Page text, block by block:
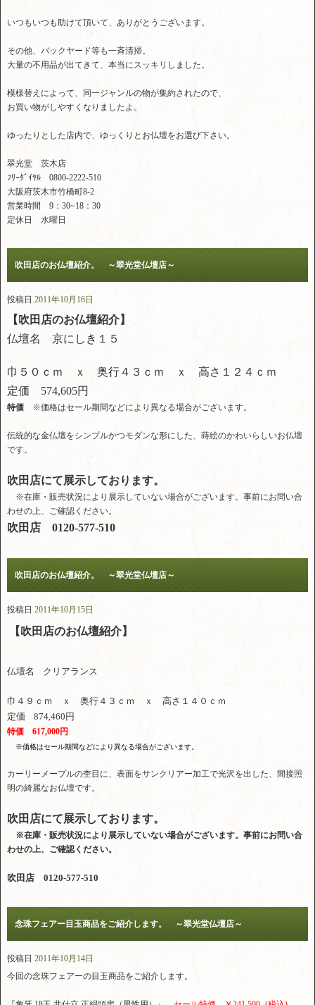
いつもいつも助けて頂いて、ありがとうございます。
その他、バックヤード等も一斉清掃。
大量の不用品が出てきて、本当にスッキリしました。
模様替えによって、同一ジャンルの物が集約されたので、
お買い物がしやすくなりましたよ。
ゆったりとした店内で、ゆっくりとお仏壇をお選び下さい。
翠光堂 茨木店
ﾌﾘｰﾀﾞｲﾔﾙ 0800-2222-510
大阪府茨木市竹橋町8-2
営業時間 9：30~18：30
定休日 水曜日
吹田店のお仏壇紹介。 ～翠光堂仏壇店～
投稿日 2011年10月16日
【吹田店のお仏壇紹介】
仏壇名 京にしき１５
巾５０ｃｍ ｘ 奥行４３ｃｍ ｘ 高さ１２４ｃｍ
定価 574,605円
特価 ※価格はセール期間などにより異なる場合がございます。
伝統的な金仏壇をシンプルかつモダンな形にした、蒔絵のかわいらしいお仏壇
です。
吹田店にて展示しております。
※在庫・販売状況により展示していない場合がございます。事前にお問い合
わせの上、ご確認ください。
吹田店 0120-577-510
吹田店のお仏壇紹介。 ～翠光堂仏壇店～
投稿日 2011年10月15日
【吹田店のお仏壇紹介】
仏壇名 クリアランス
巾４９ｃｍ ｘ 奥行４３ｃｍ ｘ 高さ１４０ｃｍ
定価 874,460円
特価 617,000円
※価格はセール期間などにより異なる場合がございます。
カーリーメープルの杢目に、表面をサンクリアー加工で光沢を出した、間接照
明の綺麗なお仏壇です。
吹田店にて展示しております。
※在庫・販売状況により展示していない場合がございます。事前にお問い合
わせの上、ご確認ください。
吹田店 0120-577-510
念珠フェアー目玉商品をご紹介します。 ～翠光堂仏壇店～
投稿日 2011年10月14日
今回の念珠フェアーの目玉商品をご紹介します。